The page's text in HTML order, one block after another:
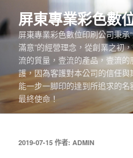
至
主
容
屏東專業彩色數
屏東專業彩色數位印刷公司秉
滿意”的經營理念，從創業之初
流的質量，壹流的產品，壹流
護，因為客護對本公司的信任
能一步一脚印的達到所追求的
最終使命！
發
2019-07-15 作者: ADMIN